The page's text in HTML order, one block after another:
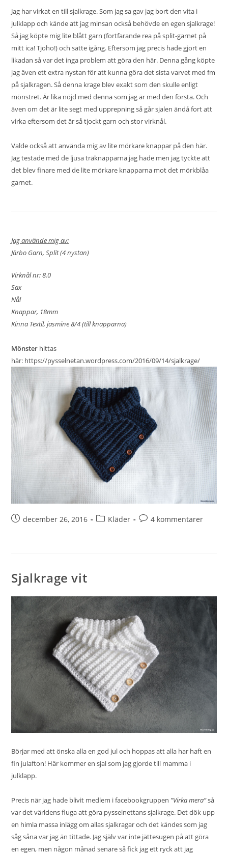
Jag har virkat en till sjalkrage. Som jag sa gav jag bort denvita i
julklapp och kände att jag minsan också behövde en egen sjalkrage!
Så jag köpte mig lite blått garn (fortfarande rea på split-garnet på
mitt ica! Tjoho!) och satte igång. Eftersom jag precis hade gjort en
likadan så var det inga problem att göra den här. Denna gång köpte
jag även ett extra nystan för att kunna göra det sista varvet med fm
på sjalkragen. Så denna krage blev exakt som den skulle enligt
mönstret. Är lika nöjd med denna som jag är med den första. Och
även om det är lite segt med upprepning så går sjalen ändå fort att
virka eftersom det är så tjockt garn och stor virknål.
Valde också att använda mig av lite mörkare knappar på den här.
Jag testade med de ljusa träknapparna jag hade men jag tyckte att
det blev finare med de lite mörkare knapparna mot det mörkblåa
garnet.
Jag använde mig av:
Järbo Garn, Split (4 nystan)
Virknål nr: 8.0
Sax
Nål
Knappar, 18mm
Kinna Textil, jasmine 8/4 (till knapparna)
Mönster hittas
här: https://pysselnetan.wordpress.com/2016/09/14/sjalkrage/
december 26, 2016 Kläder 4 kommentarer
Sjalkrage vit
Börjar med att önska alla en god jul och hoppas att alla har haft en
fin julafton! Här kommer en sjal som jag gjorde till mamma i
julklapp.
Precis när jag hade blivit medlem i facebookgruppen ”Virka mera”så
var det världens fluga att göra pysselnettans sjalkrage. Det dök upp
en himla massa inlägg om allas sjalkragar och det kändes som jag
såg såna var jag än tittade. Jag själv var inte jättesugen på att göra
en egen, men någon månad senare så fick jag ett ryck att jag